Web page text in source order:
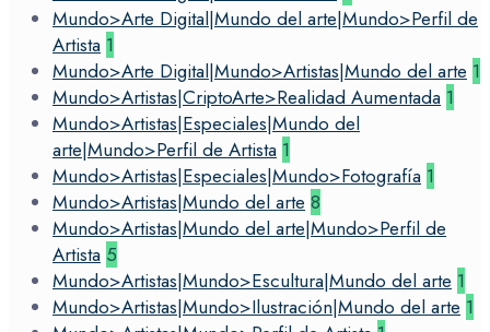
Mundo>Arte Digital|Mundo del arte|Mundo>Perfil de
Artista 1
Mundo>Arte Digital|Mundo>Artistas|Mundo del arte 1
Mundo>Artistas|CriptoArte>Realidad Aumentada 1
Mundo>Artistas|Especiales|Mundo del
arte|Mundo>Perfil de Artista 1
Mundo>Artistas|Especiales|Mundo>Fotografía 1
Mundo>Artistas|Mundo del arte 8
Mundo>Artistas|Mundo del arte|Mundo>Perfil de
Artista 5
Mundo>Artistas|Mundo>Escultura|Mundo del arte 1
Mundo>Artistas|Mundo>Ilustración|Mundo del arte 1